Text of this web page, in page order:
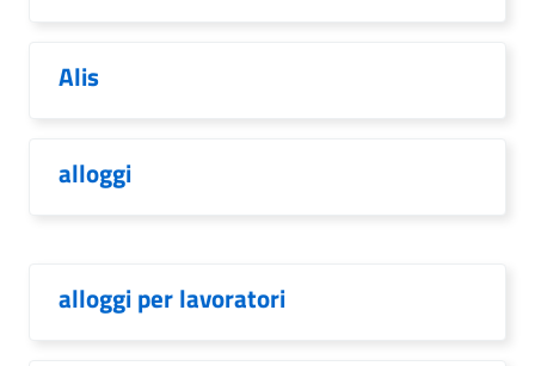
Alis
alloggi
alloggi per lavoratori